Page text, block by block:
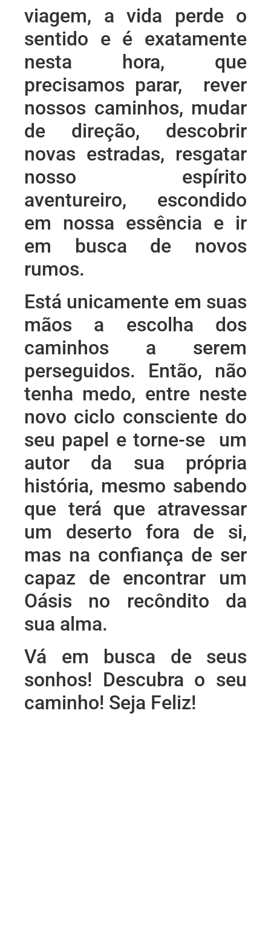
viagem, a vida perde o
sentido e é exatamente
nesta hora, que
precisamos parar, rever
nossos caminhos, mudar
de direção, descobrir
novas estradas, resgatar
nosso espírito
aventureiro, escondido
em nossa essência e ir
em busca de novos
rumos.
Está unicamente em suas
mãos a escolha dos
caminhos a serem
perseguidos. Então, não
tenha medo, entre neste
novo ciclo consciente do
seu papel e torne-se um
autor da sua própria
história, mesmo sabendo
que terá que atravessar
um deserto fora de si,
mas na confiança de ser
capaz de encontrar um
Oásis no recôndito da
sua alma.
Vá em busca de seus
sonhos! Descubra o seu
caminho! Seja Feliz!